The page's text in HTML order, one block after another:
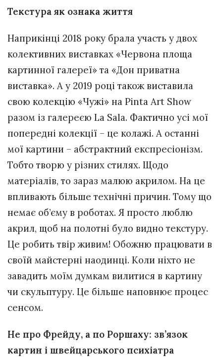
Текстура як ознака життя
Наприкінці 2018 року брала участь у двох
колективних виставках «Червона площа
картинної галереї» та «Дон приватна
виставка». А у 2019 році також виставила
свою колекцію «Чужі» на Pinta Art Show
разом із галереєю La Sala. Фактично усі мої
попередні колекції – це колажі. А останні
мої картини – абстрактний експресіонізм.
Тобто творю у різних стилях. Щодо
матеріалів, то зараз малюю акрилом. На це
впливають більше технічні причин. Тому що
немає об’єму в роботах. Я просто люблю
акрил, щоб на полотні було видно текстуру.
Це робить твір живим! Обожню працювати в
своїй майстерні наодинці. Коли ніхто не
завадить моїм думкам вилитися в картину
чи скульптуру. Це більше наповнює процес
сенсом.
Не про Фрейду, а по Роршаху: зв’язок
картин і швейцарського психіатра